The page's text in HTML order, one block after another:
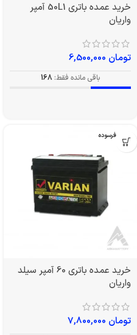
خرید عمده باتری 50L1 آمپر
واریان
تومان
باقی مانده فقط: 168
بدون فرسوده
خرید عمده باتری 60 آمپر سیلد
واریان
تومان